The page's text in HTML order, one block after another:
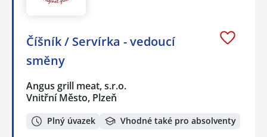
Číšník / Servírka - vedoucí
směny
Angus grill meat, s.r.o.
Vnitřní Město, Plzeň
Plný úvazek Vhodné také pro absolventy